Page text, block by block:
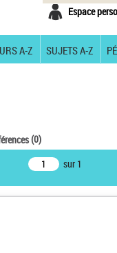
Espace
A-Z SUJETS A-Z
(0)
sur 1